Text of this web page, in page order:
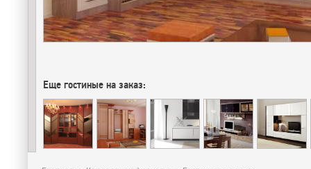
Еще гостиные на заказ: